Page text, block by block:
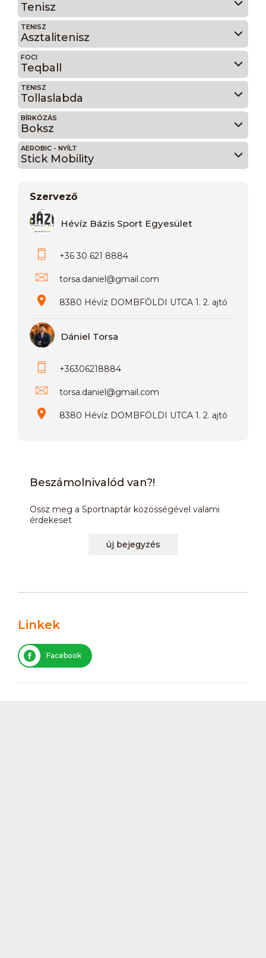
Tenisz
TENISZ
Asztalitenisz
FOCI
Teqball
TENISZ
Tollaslabda
BÍRKÓZÁS
Boksz
AEROBIC - NYÍLT
Stick Mobility
Szervező
Hévíz Bázis Sport Egyesület
+36 30 621 8884
torsa.daniel@gmail.com
8380 Hévíz DOMBFÖLDI UTCA 1. 2. ajtó
Dániel Torsa
+36306218884
torsa.daniel@gmail.com
8380 Hévíz DOMBFÖLDI UTCA 1. 2. ajtó
Beszámolnivalód van?!
Ossz meg a Sportnaptár közösségével valami
érdekeset
új bejegyzés
Linkek
Facebook